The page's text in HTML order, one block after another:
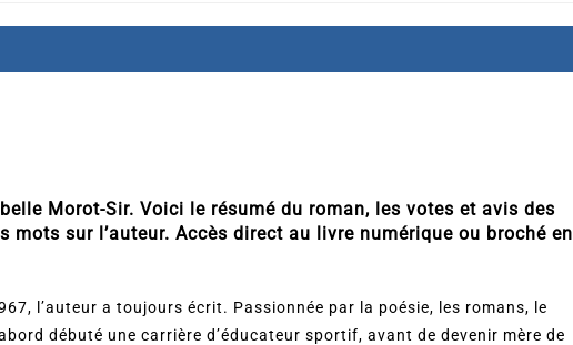
Morot-Sir. Voici le résumé du roman, les votes et avis des
mots sur l’auteur. Accès direct au livre numérique ou broché en
l’auteur a toujours écrit. Passionnée par la poésie, les romans, le
débuté une carrière d’éducateur sportif, avant de devenir mère de
Dans Thriller
Le coupable n’est pas Camille